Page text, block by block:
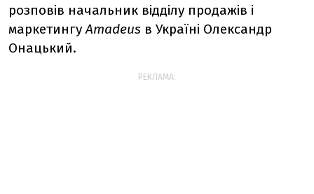
розповів начальник відділу продажів і
маркетингуAmadeus в Україні Олександр
Онацький.
РЕКЛАМА: